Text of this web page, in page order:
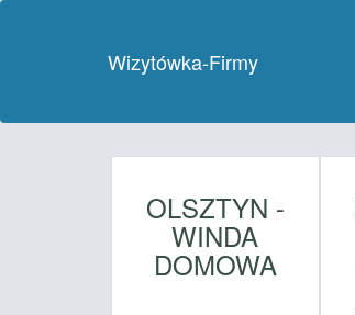
Wizytówka-Firmy
OLSZTYN -
WINDA
DOMOWA